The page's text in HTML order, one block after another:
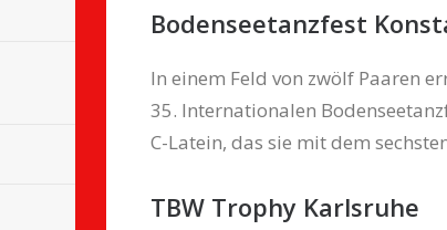
Bodenseetanzfest
In einem Feld von zwölf Paaren
35. Internationalen
C-Latein, das sie mit dem
TBW Trophy Karlsruhe